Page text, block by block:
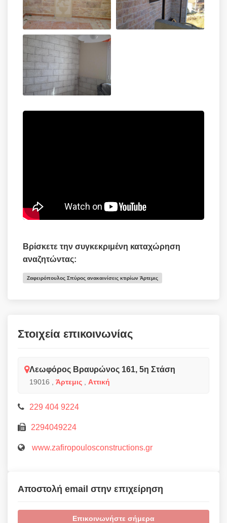
Βρίσκετε την συγκεκριμένη καταχώρηση
αναζητώντας:
Ζαφειρόπουλος Σπύρος ανακαινίσεις κτιρίων Άρτεμις
Στοιχεία επικοινωνίας
Λεωφόρος Βραυρώνος 161, 5η Στάση
19016 Άρτεμις Αττική
229 404 9224
2294049224
www.zafiropoulosconstructions.gr
Αποστολή email στην επιχείρηση
Επικοινωνήστε σήμερα